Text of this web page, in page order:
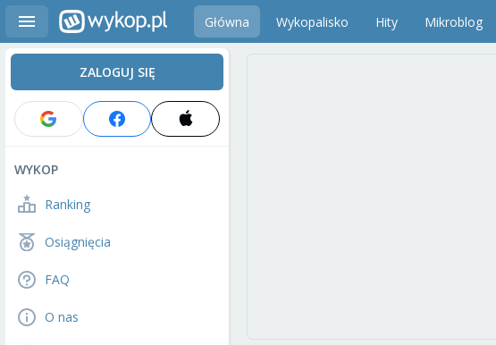
Główna Wykopalisko Hity Mikroblog
ZALOGUJ SIĘ
WYKOP
Ranking
Osiągnięcia
FAQ
O nas